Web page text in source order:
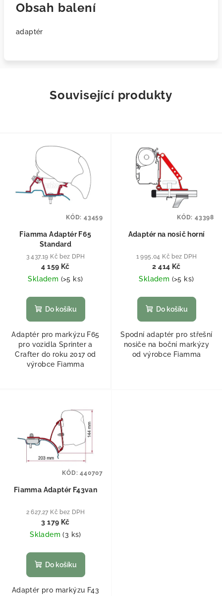
Obsah balení
adaptér
Související produkty
Fiamma Adaptér F65
Standard
3 437,19 Kč bez DPH
4 159 Kč
Skladem (>5 ks)
Do košíku
Adaptér pro markýzu F65
pro vozidla Sprinter a
Crafter do roku 2017 od
výrobce Fiamma
KÓD: 43459
Adaptér na nosič horní
1 995,04 Kč bez DPH
2 414 Kč
Skladem (>5 ks)
Do košíku
Spodní adaptér pro střešní
nosiče na boční markýzy
od výrobce Fiamma
KÓD: 43398
Fiamma Adaptér F43van
2 627,27 Kč bez DPH
3 179 Kč
Skladem(3 ks)
Do košíku
Adaptér pro markýzu F43
KÓD:440707